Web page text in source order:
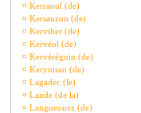
¤ Kerraoul (de)
¤ Kersauzon (de)
¤ Kerviher (de)
¤ Kervéol (de)
¤ Kervéréguin (de)
¤ Kerynisan (de)
¤ Lagadec (le)
¤ Lande (de la)
¤ Langueouez (de)